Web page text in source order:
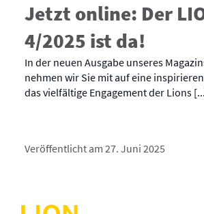
Jetzt online: Der
4/2025 ist da!
In der neuen Ausgabe unseres
nehmen wir Sie mit auf eine
das vielfältige Engagement der Lions
Veröffentlicht am 27. Juni 2025